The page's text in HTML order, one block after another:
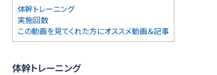
体幹トレーニング
実施回数
この動画を見てくれた方にオススメ動画＆記事
体幹トレーニング